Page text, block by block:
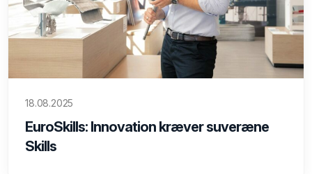
18.08.2025
EuroSkills: Innovation kræver suveræne
Skills